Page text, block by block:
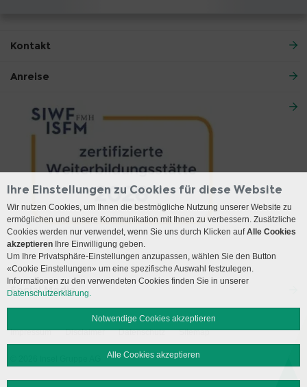
Kontakt
Anreise
Social Media
Impressum Disclaimer Datenschutz Sitemap
Ihre Einstellungen zu Cookies für diese Website
Wir nutzen Cookies, um Ihnen die bestmögliche Nutzung unserer Website zu
ermöglichen und unsere Kommunikation mit Ihnen zu verbessern. Zusätzliche
Cookies werden nur verwendet, wenn Sie uns durch Klicken aufAlle Cookies
akzeptieren Ihre Einwilligung geben.
Um Ihre Privatsphäre-Einstellungen anzupassen, wählen Sie den Button
«Cookie Einstellungen» um eine spezifische Auswahl festzulegen.
Informationen zu den verwendeten Cookies finden Sie in unserer
Datenschutzerklärung.
Notwendige Cookies akzeptieren
Alle Cookies akzeptieren